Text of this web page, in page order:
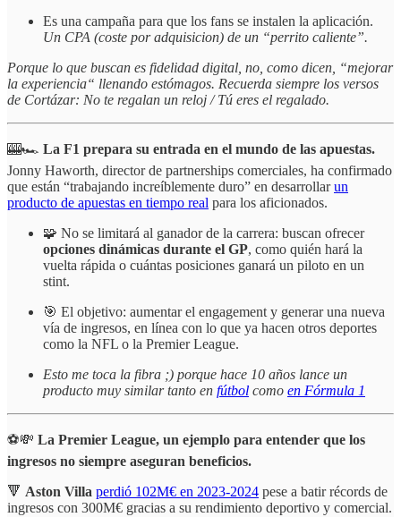
Es una campaña para que los fans se instalen la aplicación.
Un CPA (coste por adquisicion) de un “perrito caliente”.
Porque lo que buscan es fidelidad digital, no, como dicen, “mejorar
la experiencia“ llenando estómagos. Recuerda siempre los versos
de Cortázar: No te regalan un reloj / Tú eres el regalado.
🎰🏎️ La F1 prepara su entrada en el mundo de las apuestas.
Jonny Haworth, director de partnerships comerciales, ha confirmado
que están “trabajando increíblemente duro” en desarrollarun
producto de apuestas en tiempo real para los aficionados.
🧩 No se limitará al ganador de la carrera: buscan ofrecer
opciones dinámicas durante el GP, como quién hará la
vuelta rápida o cuántas posiciones ganará un piloto en un
stint.
🎯 El objetivo: aumentar el engagement y generar una nueva
vía de ingresos, en línea con lo que ya hacen otros deportes
como la NFL o la Premier League.
Esto me toca la fibra ;) porque hace 10 años lance un
producto muy similar tanto en fútbol como en Fórmula 1
⚽💸 La Premier League, un ejemplo para entender que los
ingresos no siempre aseguran beneficios.
🔻 Aston Villa perdió 102M€ en 2023-2024 pese a batir récords de
ingresos con 300M€ gracias a su rendimiento deportivo y comercial.